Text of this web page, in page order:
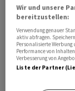
wieder ins
Ermittlungen
Hexenjagd».
Wir und unsere
bereitzustellen:
Verwendung genauer
aktiv abfragen.
Personalisierte Werbung
Performance von
Verbesserung von
Liste der Partner